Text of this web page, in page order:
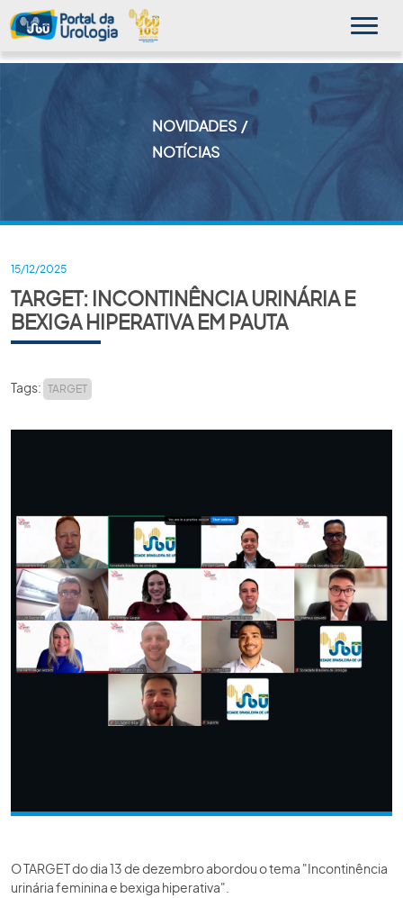
PUBLICAÇÕES
SBU NO CONSULTÓRIO
EDUCAÇÃO CONTINUADA
NOVIDADES
NOTÍCIAS
15/12/2025
TARGET: INCONTINÊNCIA URINÁRIA E
BEXIGA HIPERATIVA EM PAUTA
Tags: TARGET
O TARGET do dia 13 de dezembro abordou o tema "Incontinência
urinária feminina e bexiga hiperativa".